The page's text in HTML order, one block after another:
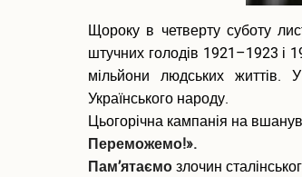
Щороку в четверту суботу
штучних голодів 1921–1923 і
мільйони людських
Українського народу.
Цьогорічна кампанія на
Переможемо!».
Пам’ятаємозлочин